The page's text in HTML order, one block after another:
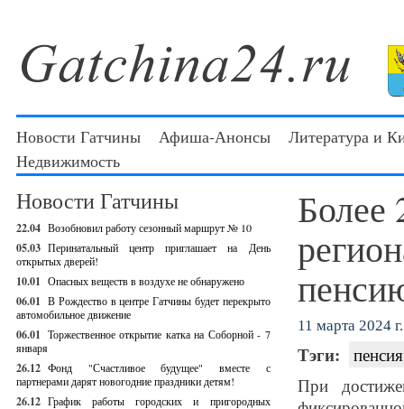
Новости Гатчины Афиша-Анонсы
Литература и
Недвижимость
Новости Гатчины
22.04 Возобновил работу сезонный маршрут № 10
05.03 Перинатальный центр приглашает на День
открытых дверей!
10.01 Опасных веществ в воздухе не обнаружено
06.01 В Рождество в центре Гатчины будет перекрыто
автомобильное движение
06.01 Торжественное открытие катка на Соборной - 7
января
26.12 Фонд "Счастливое будущее" вместе с
партнерами дарят новогодние праздники детям!
26.12 График работы городских и пригородных
Более
11 марта 2024 г.
Тэги:
пенсия
При